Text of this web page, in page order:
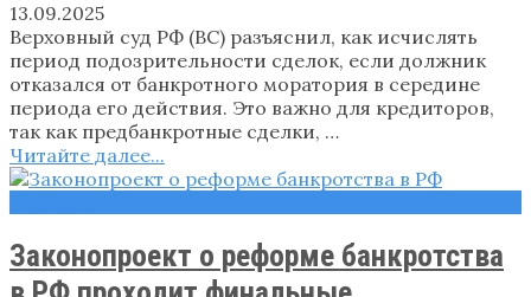
13.09.2025
Верховный суд РФ (ВС) разъяснил, как исчислять
период подозрительности сделок, если должник
отказался от банкротного моратория в середине
периода его действия. Это важно для кредиторов,
так как предбанкротные сделки, …
Читайте далее...
Законопроект о реформе банкротства